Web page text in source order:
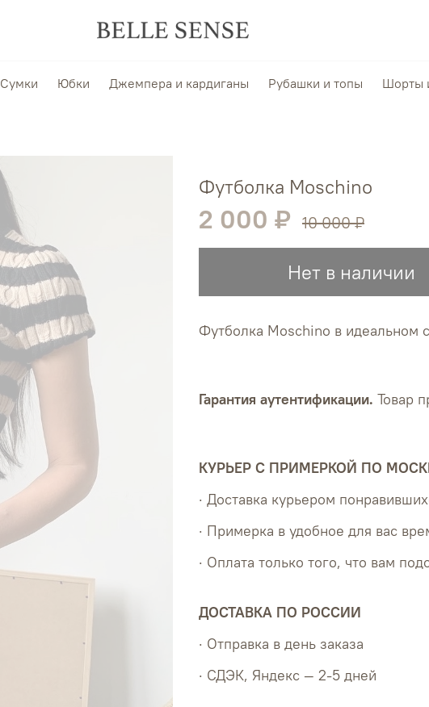
Сумки Юбки Джемпера и кардиганы Рубашки и топы Шорты
Футболка Moschino
2 000 ₽ 10 000 ₽
Нет в наличии
Футболка Moschino в идеальном
Гарантия аутентификации. Товар
КУРЬЕР С ПРИМЕРКОЙ ПО
· Доставка курьером
· Примерка в удобное для вас
· Оплата только того, что вам
ДОСТАВКА ПО РОССИИ
· Отправка в день заказа
· СДЭК, Яндекс — 2-5 дней